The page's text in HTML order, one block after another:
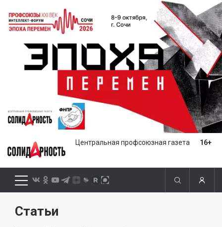
Центральная профсоюзная газета 16+
Статьи